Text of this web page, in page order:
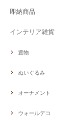
即納商品
インテリア雑貨
置物
ぬいぐるみ
オーナメント
ウォールデコ